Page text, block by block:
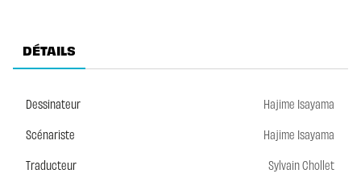
DÉTAILS
Dessinateur
Hajime Isayama
Scénariste
Hajime Isayama
Traducteur
Sylvain Chollet